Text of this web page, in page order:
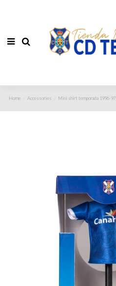
Home Accessories Mini shirt temporada 1996-97